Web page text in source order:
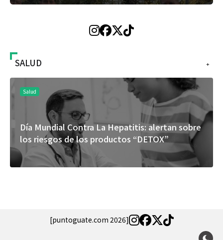
+
SALUD
Salud
Día Mundial Contra La Hepatitis: alertan sobre
los riesgos de los productos “DETOX”
[puntoguate.com 2026]